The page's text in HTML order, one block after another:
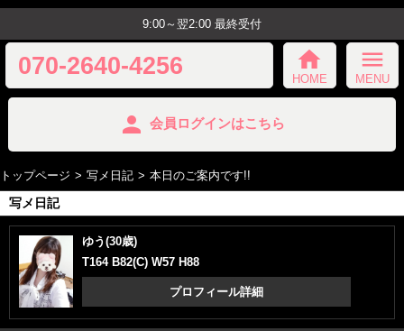
9:00～翌2:00 最終受付
070-2640-4256 home
HOME
menu
MENU
person 会員ログインはこちら
トップページ 写メ日記 本日のご案内です!!
写メ日記
ゆう(30歳)
T164 B82(C) W57 H88
プロフィール詳細